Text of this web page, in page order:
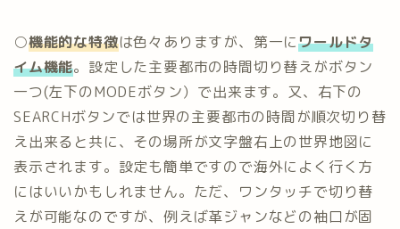
○機能的な特徴は色々ありますが、第一にワールドタ
イム機能。設定した主要都市の時間切り替えがボタン
一つ(左下のMODEボタン）で出来ます。又、右下の
SEARCHボタンでは世界の主要都市の時間が順次切り替
え出来ると共に、その場所が文字盤右上の世界地図に
表示されます。設定も簡単ですので海外によく行く方
にはいいかもしれません。ただ、ワンタッチで切り替
えが可能なのですが、例えば革ジャンなどの袖口が固